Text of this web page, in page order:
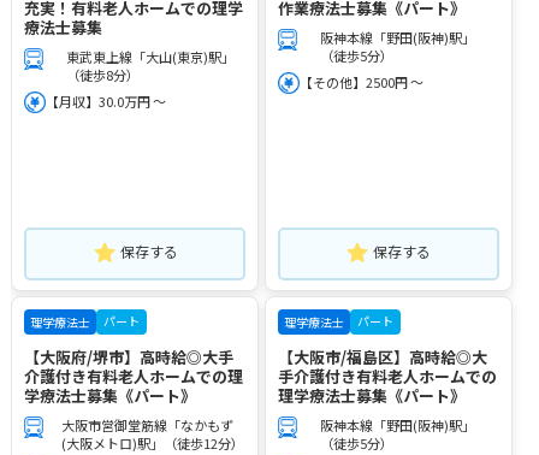
充実！有料老人ホームでの理学
療法士募集
東武東上線「大山(東京)駅」
（徒歩8分）
【月収】30.0万円 ～
保存する
作業療法士募集《パート》
阪神本線「野田(阪神)駅」
（徒歩5分）
【その他】2500円 ～
保存する
理学療法士 パート
【大阪府/堺市】高時給◎大手
介護付き有料老人ホームでの理
学療法士募集《パート》
大阪市営御堂筋線「なかもず
(大阪メトロ)駅」（徒歩12分）
理学療法士 パート
【大阪市/福島区】高時給◎大
手介護付き有料老人ホームでの
理学療法士募集《パート》
阪神本線「野田(阪神)駅」
（徒歩5分）